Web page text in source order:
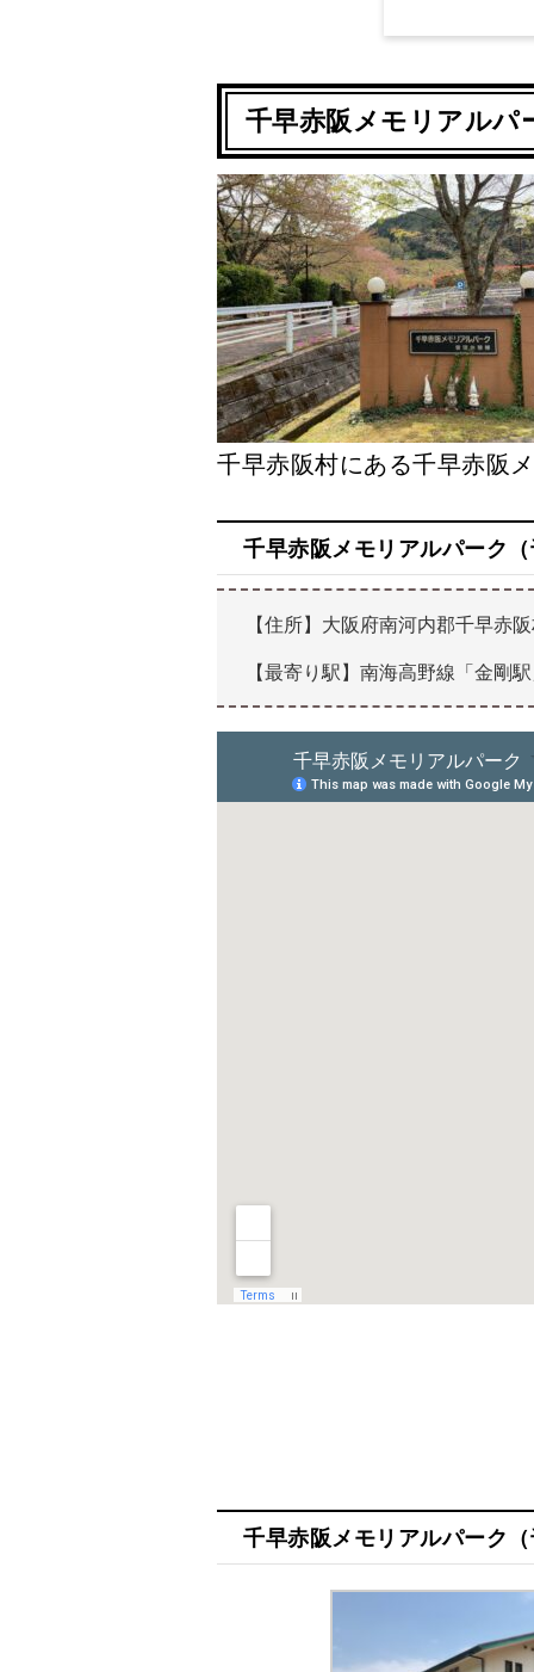
千早赤阪メモリアルパ
千早赤阪村にある千早赤阪
千早赤阪メモリアルパーク
【住所】大阪府南河内郡千早赤
【最寄り駅】南海高野線「金剛
千早赤阪メモリアルパーク